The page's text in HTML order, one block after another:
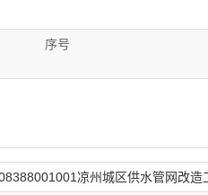
序号
凉州城区供水管网改造